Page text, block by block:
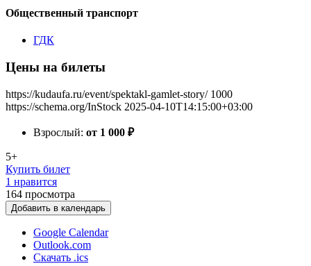
Общественный транспорт
ГДК
Цены на билеты
https://kudaufa.ru/event/spektakl-gamlet-story/ 1000
https://schema.org/InStock 2025-04-10T14:15:00+03:00
Взрослый: от 1 000 ₽
5+
Купить билет
1 нравится
164 просмотра
Добавить в календарь
Google Calendar
Outlook.com
Скачать .ics